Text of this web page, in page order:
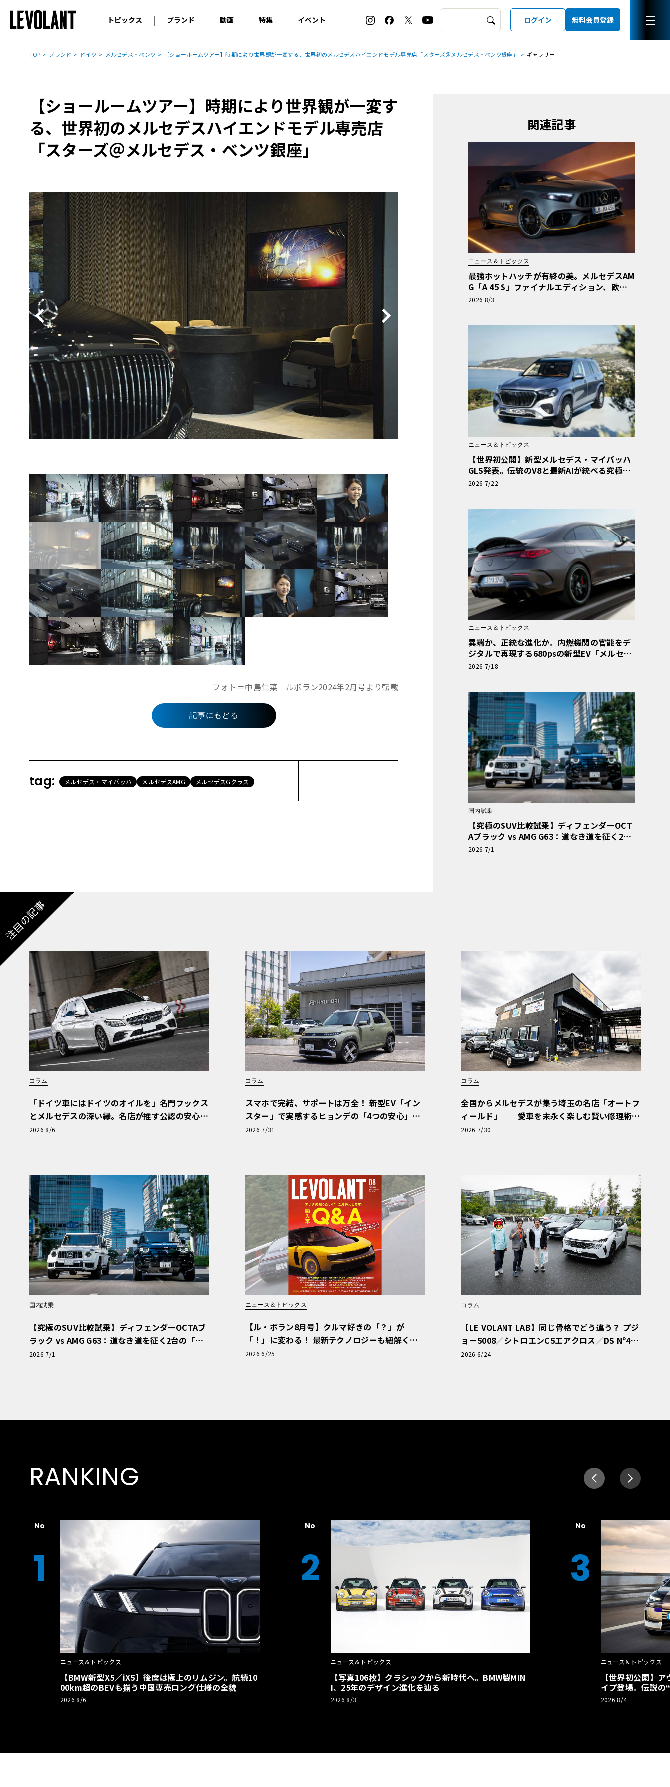
トピックス
ニュース
コラム
ブランド
輸入車 アウディ BMW
アルピナ
プジョー
ルノー
アバルト
アルファ・ロメオ
フェラーリ
フィアット
ランボルギーニ
マセラティ
アストン・マーティン
ベントレー
ケータハム
ヒョンデ
その他
国産車 レクサス トヨタ
日産
ホンダ
スバル
マツダ
三菱
ダイハツ
スズキ
光岡
その他
動画
オリジナル動画
特集
2026 サマータイヤ＆ホイール バイヤーズガイド
ホイールカタログ
タイヤ特集
イベント
ル・ボラン カーズ・ミート2026横浜
EV:LIFE KOBE 2025
ル・ボラン カーズ・ミート2025横浜
ログイン 無料会員登録
TOP ブランド ドイツ メルセデス・ベンツ 【ショールームツアー】時期により世界観が一変する、世界初のメルセデスハイエンドモデル専売店「スターズ＠メルセデス・ベンツ銀座」 ギャラリー
【ショールームツアー】時期により世界観が一変す
る、世界初のメルセデスハイエンドモデル専売店
「スターズ＠メルセデス・ベンツ銀座」
フォト＝中島仁菜 ルボラン2024年2月号より転載
記事にもどる
tag: メルセデス・マイバッハ メルセデスAMG メルセデスGクラス
関連記事
ニュース＆トピックス
最強ホットハッチが有終の美。メルセデスAM
G「A 45 S」ファイナルエディション、欧州
で受注開始
2026 8/3
ニュース＆トピックス
【世界初公開】新型メルセデス・マイバッハ
GLS発表。伝統のV8と最新AIが統べる究極の
移動宮殿
2026 7/22
ニュース＆トピックス
異端か、正統な進化か。内燃機関の官能をデ
ジタルで再現する680psの新型EV「メルセデ
スAMG CLA 45」登場
2026 7/18
国内試乗
【究極のSUV比較試乗】ディフェンダーOCT
Aブラック vs AMG G63：道なき道を征く2台
の「対極的アプローチ」
2026 7/1
注目の記事
コラム
「ドイツ車にはドイツのオイルを」名門フックス
とメルセデスの深い縁。名店が推す公認の安心
と、Cクラスで味わうシルキーな走り〈PR〉
2026 8/6
コラム
スマホで完結、サポートは万全！ 新型EV「イン
スター」で実感するヒョンデの「4つの安心」
【第1回・ヒョンデ6つの疑問：Why? Hyunda
2026 7/31
コラム
全国からメルセデスが集う埼玉の名店「オートフ
ィールド」──愛車を末永く楽しむ賢い修理術
と、プロがフックス製オイルを選ぶ理由〈PR〉
2026 7/30
国内試乗
【究極のSUV比較試乗】ディフェンダーOCTAブ
ラック vs AMG G63：道なき道を征く2台の「対
極的アプローチ」
2026 7/1
ニュース＆トピックス
【ル・ボラン8月号】クルマ好きの「？」が
「！」に変わる！ 最新テクノロジーも紐解く
「輸入車Q&A」
2026 6/25
コラム
【LE VOLANT LAB】同じ骨格でどう違う？ プジ
ョー5008／シトロエンC5エアクロス／DS Nº4
読者一気乗りレポート
2026 6/24
RANKING
No
1
ニュース＆トピックス
【BMW新型X5／iX5】後席は極上のリムジン。航続10
00km超のBEVも揃う中国専売ロング仕様の全貌
2026 8/6
No
2
ニュース＆トピックス
【写真106枚】クラシックから新時代へ。BMW製MIN
I、25年のデザイン進化を辿る
2026 8/3
No
3
ニュース＆トピックス
【世界初公開】
イプ登場。伝説の
リーBEVとして復
2026 8/4